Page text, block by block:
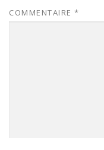
COMMENTAIRE *